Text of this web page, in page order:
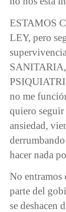
ESTAMOS
LEY, pero
no me
quiero
ansiedad,
hacer nada
No
parte del
se deshacen